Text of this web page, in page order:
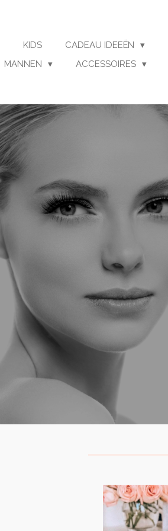
KIDS CADEAU IDEEËN
MANNEN ACCESSOIRES